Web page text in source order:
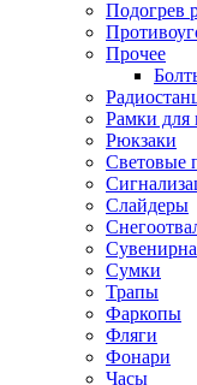
Подогрев
Прочее
Рамки для
Рюкзаки
Световые
Слайдеры
Сумки
Трапы
Фаркопы
Фляги
Фонари
Часы